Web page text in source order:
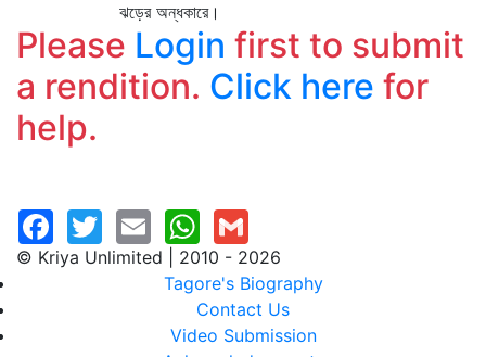
ঝড়ের অন্ধকারে।
Please Login first to submit
a rendition. Click here for
help.
© Kriya Unlimited | 2010 - 2026
Tagore's Biography
Contact Us
Video Submission